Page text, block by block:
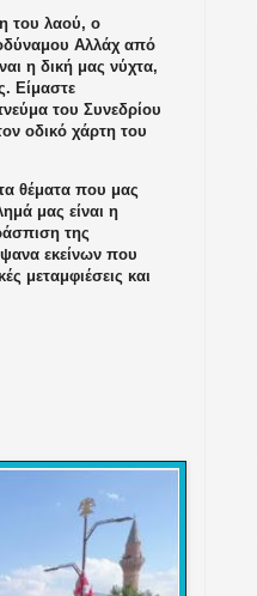
του λαού, ο
Αλλάχ από
η δική μας νύχτα,
Είμαστε
του Συνεδρίου
οδικό χάρτη του
θέματα που μας
μας είναι η
της
εκείνων που
μεταμφιέσεις και